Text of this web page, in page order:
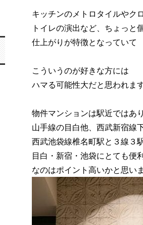
キッチンのメトロタイルやク
トイレの演出など、ちょっと
仕上がりが特徴となっていて
こういうのが好きな方には
ハマる可能性大だと思われま
物件マンションは駅近ではあ
山手線の目白他、西武新宿線
西武池袋線椎名町駅と３線３
目白・新宿・池袋にとても便
なのはポイント高いかと思い